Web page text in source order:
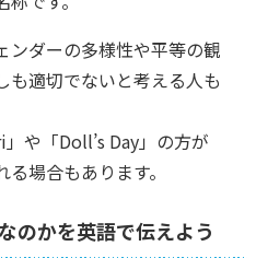
ンダーの多様性や平等の観
も適切でないと考える人も
や「Doll’s Day」の方が
場合もあります。
のかを英語で伝えよう